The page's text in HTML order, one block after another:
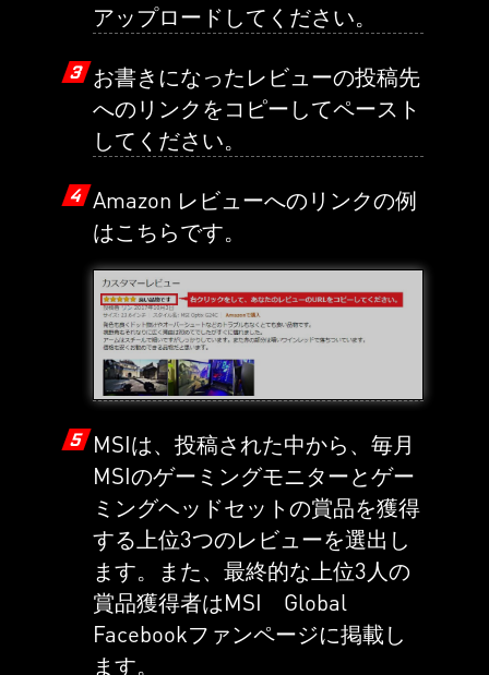
アップロードしてください。
3 お書きになったレビューの投稿先
へのリンクをコピーしてペースト
してください。
4 Amazon レビューへのリンクの例
はこちらです。
5 MSIは、投稿された中から、毎月
MSIのゲーミングモニターとゲー
ミングヘッドセットの賞品を獲得
する上位3つのレビューを選出し
ます。また、最終的な上位3人の
賞品獲得者はMSI Global
Facebookファンページに掲載し
ます。